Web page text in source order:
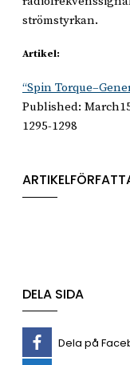
strömstyrkan.
Artikel:
“Spin
Published:
1295-1298
DELA SIDA
Dela på